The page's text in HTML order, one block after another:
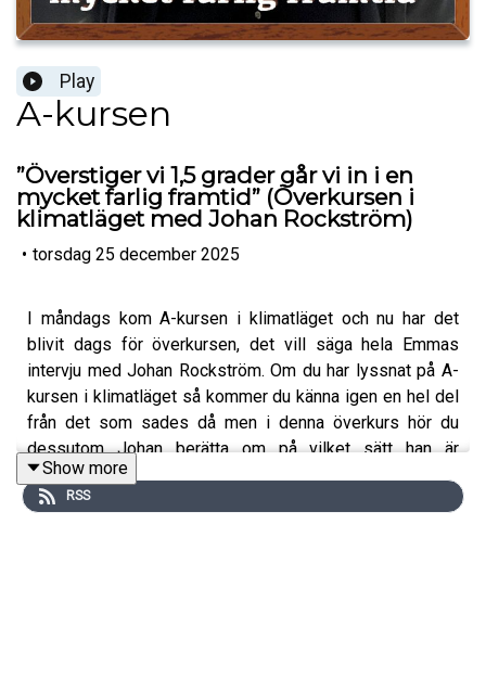
Play
A-kursen
”Överstiger vi 1,5 grader går vi in i en
mycket farlig framtid” (Överkursen i
klimatläget med Johan Rockström)
• torsdag 25 december 2025
I måndags kom A-kursen i klimatläget och nu har det
blivit dags för överkursen, det vill säga hela Emmas
intervju med Johan Rockström. Om du har lyssnat på A-
kursen i klimatläget så kommer du känna igen en hel del
från det som sades då men i denna överkurs hör du
dessutom Johan berätta om på vilket sätt han är
självkritisk när det kommer till 1,5 gradersmålet, vilken
oväntad roll banker, företagare och kulturpersonligheter
Show more
RSS